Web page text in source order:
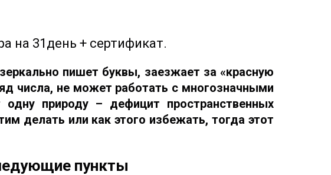
на 31день + сертификат.
пишет буквы, заезжает за «красную
числа, не может работать с многозначными
природу – дефицит пространственных
делать или как этого избежать, тогда этот
пункты